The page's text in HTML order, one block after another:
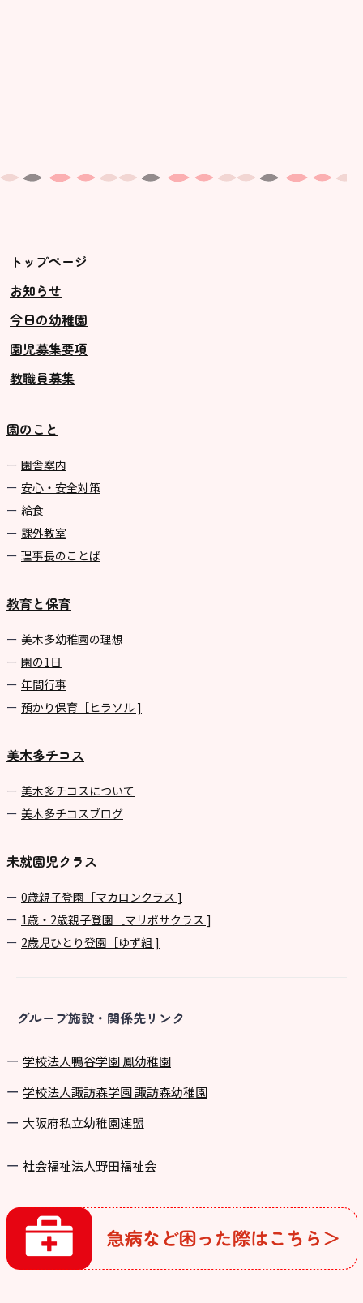
トップページ
お知らせ
今日の幼稚園
園児募集要項
教職員募集
園のこと
園舎案内
安心・安全対策
給食
課外教室
理事長のことば
教育と保育
美⽊多幼稚園の理想
園の1⽇
年間⾏事
預かり保育［ヒラソル ]
美木多チコス
美⽊多チコスについて
美⽊多チコスブログ
未就園児クラス
0歳親子登園［マカロンクラス ]
1歳・2歳親子登園［マリポサクラス ]
2歳児ひとり登園［ゆず組 ]
グループ施設・関係先リンク
学校法⼈鴨⾕学園 鳳幼稚園
学校法⼈諏訪森学園 諏訪森幼稚園
⼤阪府私⽴幼稚園連盟
社会福祉法人野田福祉会